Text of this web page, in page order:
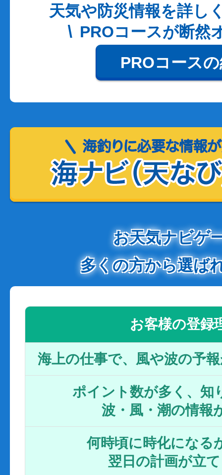
天気や防災情報を詳し
PROコースが断然
PROコース
お天気ナビゲ
多くの方から選ば
お客様の登録
海上の仕事で、風や波の予
ポイント数が多く、知
波・風・潮の情報
何時頃に時化になる
翌日の計画が立